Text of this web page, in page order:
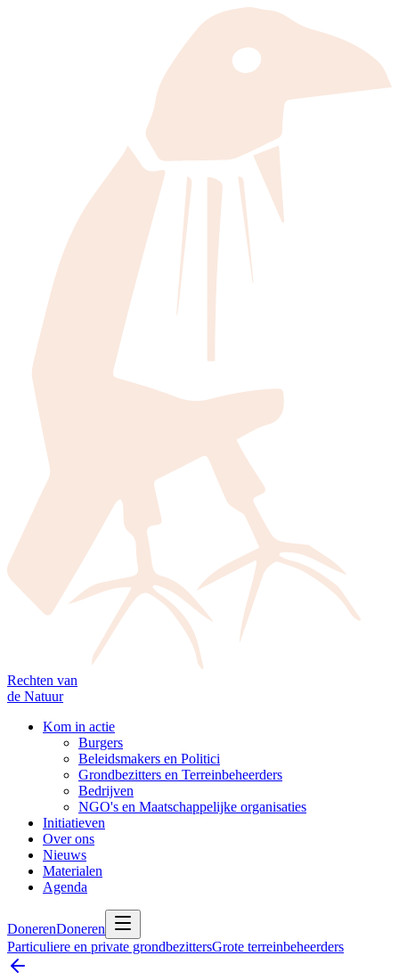
Rechten van
de Natuur
Kom in actie
Burgers
Beleidsmakers en Politici
Grondbezitters en Terreinbeheerders
Bedrijven
NGO's en Maatschappelijke organisaties
Initiatieven
Over ons
Nieuws
Materialen
Agenda
DonerenDoneren
Particuliere en private grondbezittersGrote terreinbeheerders